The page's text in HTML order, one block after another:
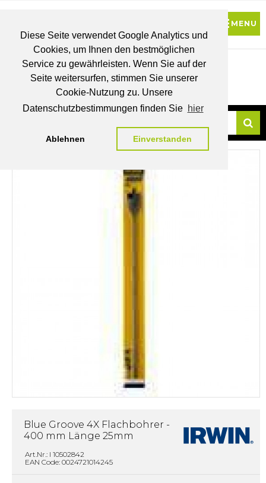
Diese Seite verwendet Google Analytics und
Cookies, um Ihnen den bestmöglichen
Service zu gewährleisten. Wenn Sie auf der
Seite weitersurfen, stimmen Sie unserer
Cookie-Nutzung zu. Unsere
Datenschutzbestimmungen finden Sie hier
Ablehnen Einverstanden
BRUTTO
PREISE
MEIN
WUNSCHLISTE
Blue Groove 4X Flachbohrer -
400 mm Länge 25mm
Art.Nr.: I 10502842
EAN Code: 0024721014245